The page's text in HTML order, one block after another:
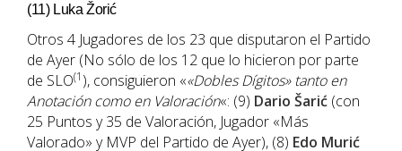
(11) Luka Žorić
Otros 4 Jugadores de los 23 que disputaron el Partido
de Ayer (No sólo de los 12 que lo hicieron por parte
de SLO(1 ), consiguieron ««Dobles Dígitos» tanto en
Anotación como en Valoración«: (9) Dario Šarić (con
25 Puntos y 35 de Valoración, Jugador «Más
Valorado» y MVP del Partido de Ayer), (8) Edo Murić